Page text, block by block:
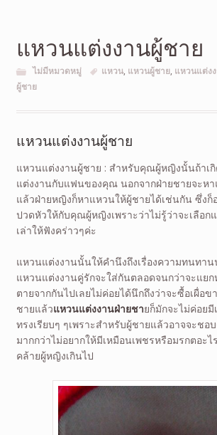
แหวนแต่งงานผู้ชาย
ไม่มีหมวดหมู่ แหวน, แหวนผู้ชาย, แหวนแต่ง
ผู้ชาย
แหวนแต่งงานผู้ชาย
แหวนแต่งงานผู้ชาย : สำหรับคุณผู้หญิงนั้นถ้าเ
แต่งงานกับแฟนของคุณ นอกจากฝ่ายชายจะห
แล้วฝ่ายหญิงก็หาแหวนให้ผู้ชายได้เช่นกัน ซึ่งก็
ปวดหัวให้กับคุณผู้หญิงเพราะว่าไม่รู้ว่าจะเลือ
เล่าให้ฟังคร่าวๆค่ะ
แหวนแต่งงานนั้นให้คำนึงถึงเรื่องความทนทาน
แหวนแต่งงานคู่รักจะใส่กันตลอดจนกว่าจะแยก
ตายจากกันไปเลยไม่ค่อยได้นึกถึงว่าจะซื้อเผื่อข
ชายแล้วแหวนแต่งงานฝ่ายชายก็มักจะไม่ค่อย
ทรงเรียบๆ ๆเพราะสำหรับผู้ชายแล้วอาจจะชอ
มากกว่าไม่อยากให้มีเหมือนเพชรหรือมรกตอะ
คล้ายผู้หญิงเกินไป